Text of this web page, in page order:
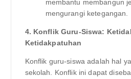
membantu membangun
mengurangi ketegangan.
4. Konflik Guru-Siswa:
Ketidakpatuhan
Konflik guru-siswa adalah hal
sekolah. Konflik ini dapat